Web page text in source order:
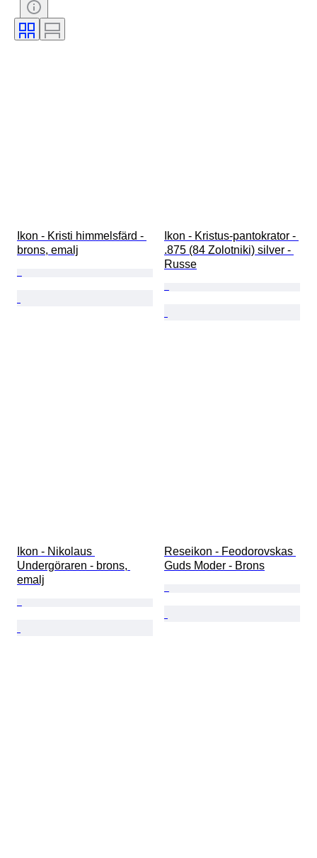
Urverk
Klockljud
Ikon - Kristi himmelsfärd -
brons, emalj
Ikon - Kristus-pantokrator -
.875 (84 Zolotniki) silver -
Russe
Ikon - Nikolaus
Undergöraren - brons,
emalj
Reseikon - Feodorovskas
Guds Moder - Brons